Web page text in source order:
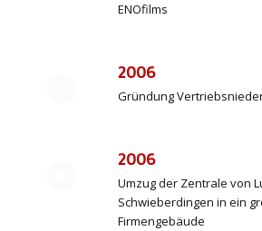
ENOfilms
2006
Gründung
2006
Umzug der Zentrale von
Schwieberdingen in ein
Firmengebäude